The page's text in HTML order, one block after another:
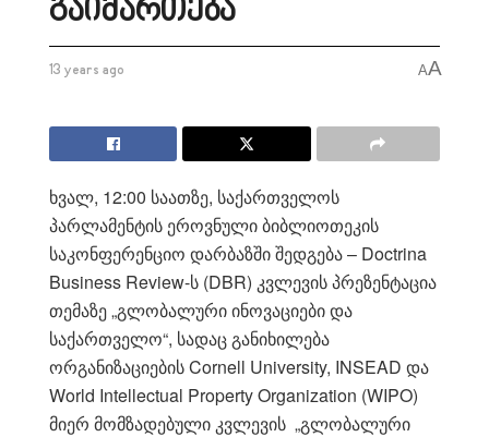
გაიმართება
13 years ago AA
ხვალ, 12:00 საათზე, საქართველოს
პარლამენტის ეროვნული ბიბლიოთეკის
საკონფერენციო დარბაზში შედგება – Doctrina
Business Review-ს (DBR) კვლევის პრეზენტაცია
თემაზე „გლობალური ინოვაციები და
საქართველო“, სადაც განიხილება
ორგანიზაციების Cornell University, INSEAD და
World Intellectual Property Organization (WIPO)
მიერ მომზადებული კვლევის „გლობალური